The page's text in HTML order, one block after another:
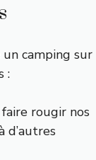
camping sur
:
rougir nos
d’autres